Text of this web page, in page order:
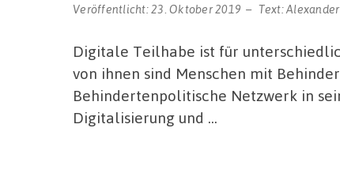
Veröffentlicht:23. Oktober 2019 Text:
Digitale Teilhabe ist für
von ihnen sind Menschen mit
Behindertenpolitische Netzwerk in
Digitalisierung und …